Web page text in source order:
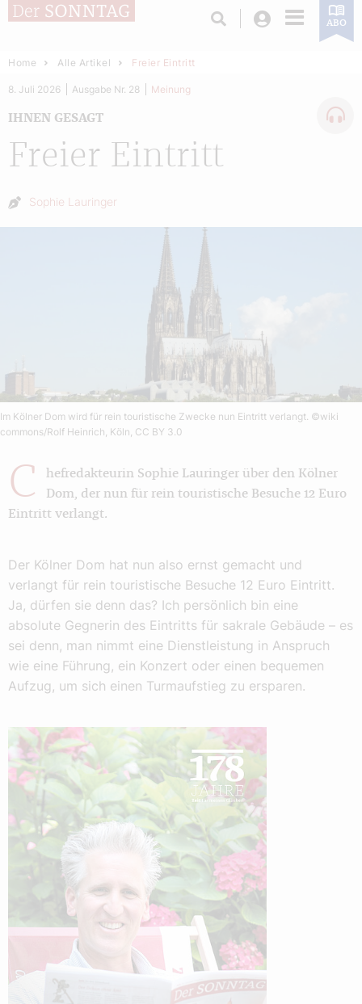
Login ABO
Home Alle Artikel Freier Eintritt
Freier Eintritt
IHNEN GESAGT
8. Juli 2026 Ausgabe Nr. 28 Meinung
Autor:
Sophie Lauringer
Im Kölner Dom wird für rein touristische Zwecke nun Eintritt verlangt. ©wiki
commons/Rolf Heinrich, Köln, CC BY 3.0
C
hefredakteurin Sophie Lauringer über den Kölner
Dom, der nun für rein touristische Besuche 12 Euro
Eintritt verlangt.
Der Kölner Dom hat nun also ernst gemacht und
verlangt für rein touristische Besuche 12 Euro Eintritt.
Ja, dürfen sie denn das? Ich persönlich bin eine
absolute Gegnerin des Eintritts für sakrale Gebäude – es
sei denn, man nimmt eine Dienstleistung in Anspruch
wie eine Führung, ein Konzert oder einen bequemen
Aufzug, um sich einen Turmaufstieg zu ersparen.